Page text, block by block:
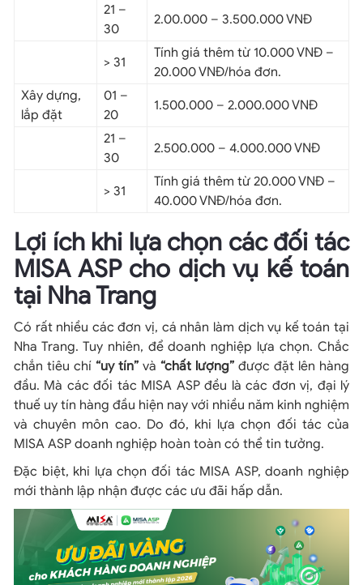
21 –
30
2.00.000 – 3.500.000 VNĐ
> 31
Tính giá thêm từ 10.000 VNĐ –
20.000 VNĐ/hóa đơn.
Xây dựng,
lắp đặt
01 –
20
1.500.000 – 2.000.000 VNĐ
21 –
30
2.500.000 – 4.000.000 VNĐ
> 31
Tính giá thêm từ 20.000 VNĐ –
40.000 VNĐ/hóa đơn.
Lợi ích khi lựa chọn các đối tác
MISA ASP cho dịch vụ kế toán
tại Nha Trang
Có rất nhiều các đơn vị, cá nhân làm dịch vụ kế toán tại
Nha Trang. Tuy nhiên, để doanh nghiệp lựa chọn. Chắc
chắn tiêu chí “uy tín” và “chất lượng” được đặt lên hàng
đầu. Mà các đối tác MISA ASP đều là các đơn vị, đại lý
thuế uy tín hàng đầu hiện nay với nhiều năm kinh nghiệm
và chuyên môn cao. Do đó, khi lựa chọn đối tác của
MISA ASP doanh nghiệp hoàn toàn có thể tin tưởng.
Đặc biệt, khi lựa chọn đối tác MISA ASP, doanh nghiệp
mới thành lập nhận được các ưu đãi hấp dẫn.